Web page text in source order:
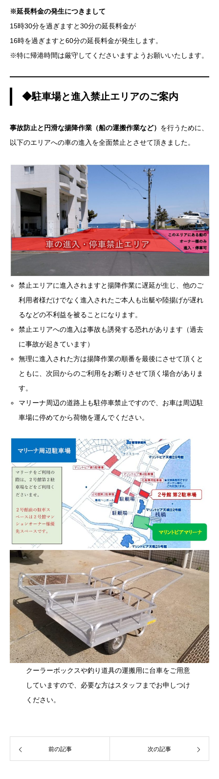
※延長料金の発生につきまして
15時30分を過ぎますと30分の延長料金が
16時を過ぎますと60分の延長料金が発生します。
※特に帰港時間は厳守してくださいますようお願いいたします。
◆駐車場と進入禁止エリアのご案内
事故防止と円滑な揚降作業（船の運搬作業など） を行うために、
以下のエリアへの車の進入を全面禁止とさせて頂きました。
禁止エリアに進入されますと揚降作業に遅延が生じ、他のご
利用者様だけでなく進入されたご本人も出艇や陸揚げが遅れ
るなどの不利益を被ることになります。
禁止エリアへの進入は事故も誘発する恐れがあります（過去
に事故が起きています）
無理に進入された方は揚降作業の順番を最後にさせて頂くと
ともに、次回からのご利用をお断りさせて頂く場合がありま
す。
マリーナ周辺の道路上も駐停車禁止ですので、お車は周辺駐
車場に停めてから荷物を運んでください。
クーラーボックスや釣り道具の運搬用に台車をご用意
していますので、必要な方はスタッフまでお申しつけ
ください。
前の記事 次の記事